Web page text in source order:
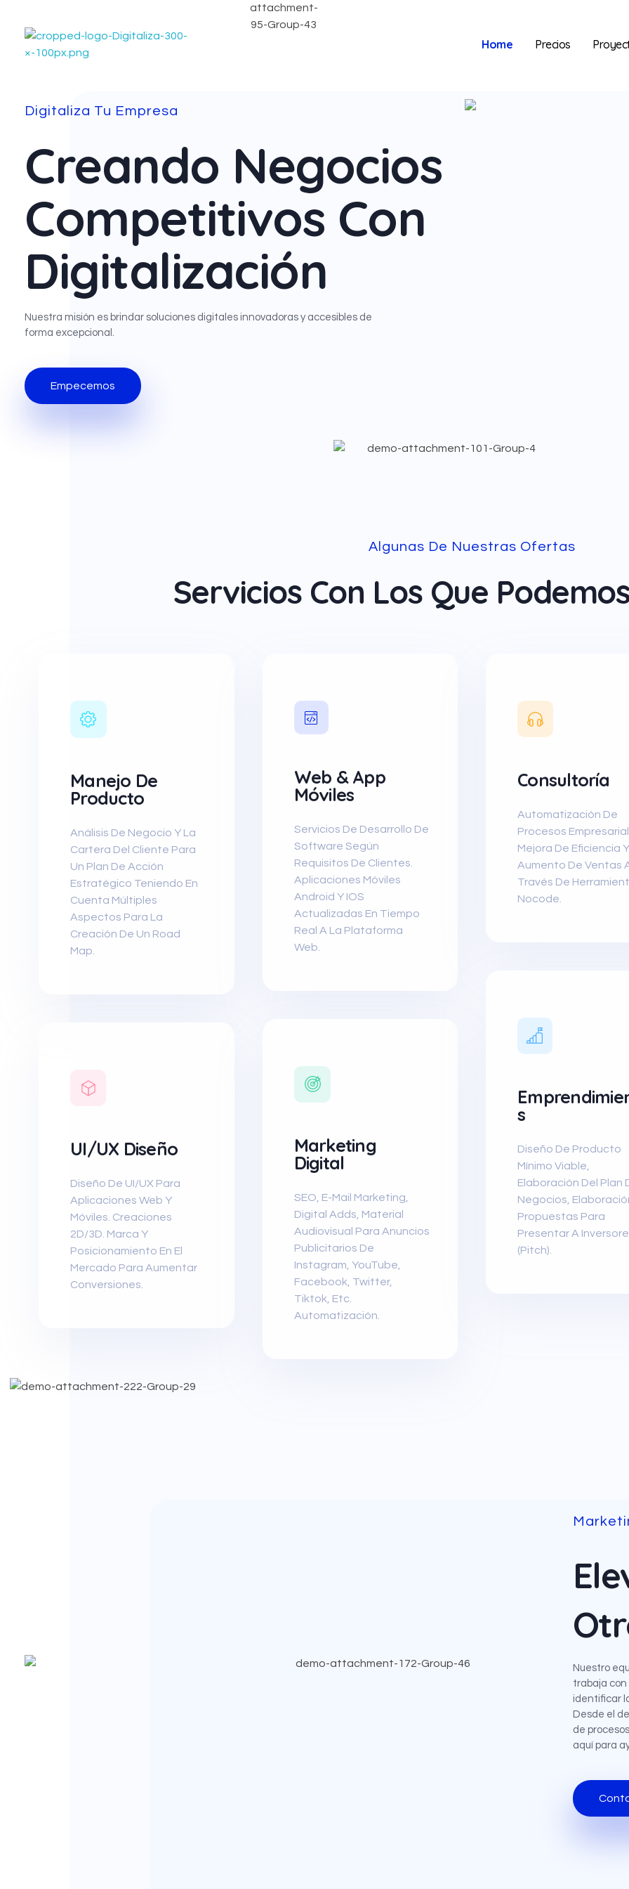
Home Precios
Digitaliza Tu Empresa
Creando Negocios
Competitivos Con
Digitalización
Nuestra misión es brindar soluciones digitales innovadoras y accesibles de
forma excepcional.
Empecemos
Algunas De Nuestras Ofertas
Servicios Con Los Que
Manejo De
Producto
Análisis De Negocio Y La
Cartera Del Cliente Para
Un Plan De Acción
Estratégico Teniendo En
Cuenta Múltiples
Aspectos Para La
Creación De Un Road
Map.
UI/UX Diseño
Diseño De UI/UX Para
Aplicaciones Web Y
Móviles. Creaciones
2D/3D. Marca Y
Posicionamiento En El
Mercado Para Aumentar
Conversiones.
Web & App
Móviles
Servicios De Desarrollo De
Software Según
Requisitos De Clientes.
Aplicaciones Móviles
Android Y IOS
Actualizadas En Tiempo
Real A La Plataforma
Web.
Marketing
Digital
SEO, E-Mail Marketing,
Digital Adds, Material
Audiovisual Para Anuncios
Publicitarios De
Instagram, YouTube,
Facebook, Twitter,
Tiktok, Etc.
Automatización.
Consultoría
Automatización De
Procesos
Mejora De Eficiencia Y
Aumento De Ventas
Través De
Nocode.
S
Diseño De Producto
Mínimo Viable,
Elaboración Del Plan
Negocios,
Propuestas Para
Presentar A
(Pitch).
Nuestro
trabaja con
identificar
Desde el
de
aquí para